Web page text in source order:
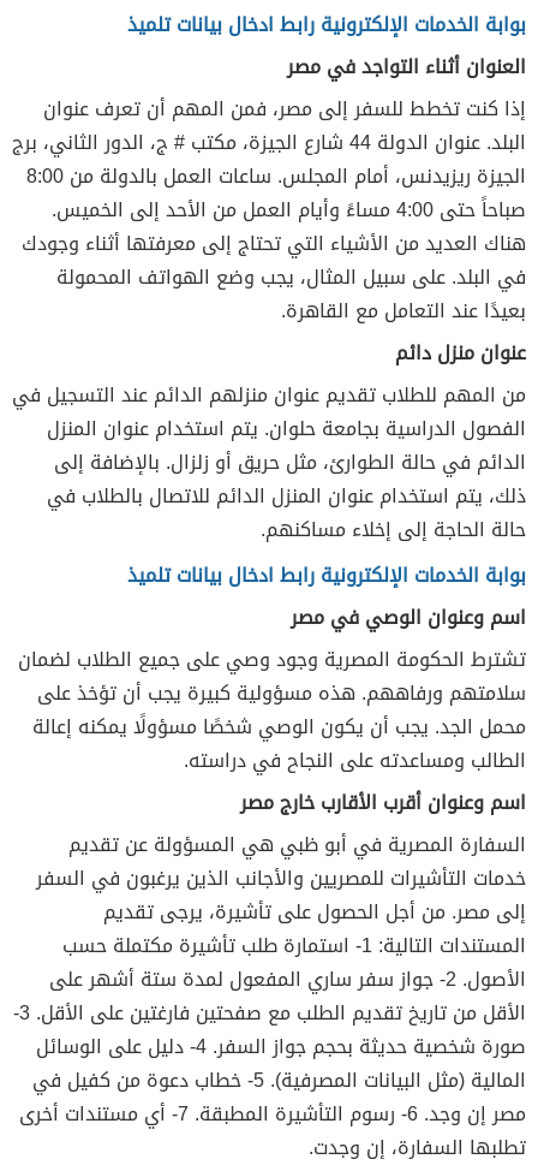
بوابة الخدمات الإلكترونية رابط ادخال بيانات تلميذ
العنوان أثناء التواجد في مصر
إذا كنت تخطط للسفر إلى مصر، فمن المهم أن تعرف عنوان
البلد. عنوان الدولة 44 شارع الجيزة، مكتب # ج، الدور الثاني، برج
الجيزة ريزيدنس، أمام المجلس. ساعات العمل بالدولة من 8:00
صباحاً حتى 4:00 مساءً وأيام العمل من الأحد إلى الخميس.
هناك العديد من الأشياء التي تحتاج إلى معرفتها أثناء وجودك
في البلد. على سبيل المثال، يجب وضع الهواتف المحمولة
بعيدًا عند التعامل مع القاهرة.
عنوان منزل دائم
من المهم للطلاب تقديم عنوان منزلهم الدائم عند التسجيل في
الفصول الدراسية بجامعة حلوان. يتم استخدام عنوان المنزل
الدائم في حالة الطوارئ، مثل حريق أو زلزال. بالإضافة إلى
ذلك، يتم استخدام عنوان المنزل الدائم للاتصال بالطلاب في
حالة الحاجة إلى إخلاء مساكنهم.
بوابة الخدمات الإلكترونية رابط ادخال بيانات تلميذ
اسم وعنوان الوصي في مصر
تشترط الحكومة المصرية وجود وصي على جميع الطلاب لضمان
سلامتهم ورفاههم. هذه مسؤولية كبيرة يجب أن تؤخذ على
محمل الجد. يجب أن يكون الوصي شخصًا مسؤولًا يمكنه إعالة
الطالب ومساعدته على النجاح في دراسته.
اسم وعنوان أقرب الأقارب خارج مصر
السفارة المصرية في أبو ظبي هي المسؤولة عن تقديم
خدمات التأشيرات للمصريين والأجانب الذين يرغبون في السفر
إلى مصر. من أجل الحصول على تأشيرة، يرجى تقديم
المستندات التالية: 1- استمارة طلب تأشيرة مكتملة حسب
الأصول. 2- جواز سفر ساري المفعول لمدة ستة أشهر على
الأقل من تاريخ تقديم الطلب مع صفحتين فارغتين على الأقل. 3-
صورة شخصية حديثة بحجم جواز السفر. 4- دليل على الوسائل
المالية (مثل البيانات المصرفية). 5- خطاب دعوة من كفيل في
مصر إن وجد. 6- رسوم التأشيرة المطبقة. 7- أي مستندات أخرى
تطلبها السفارة، إن وجدت.